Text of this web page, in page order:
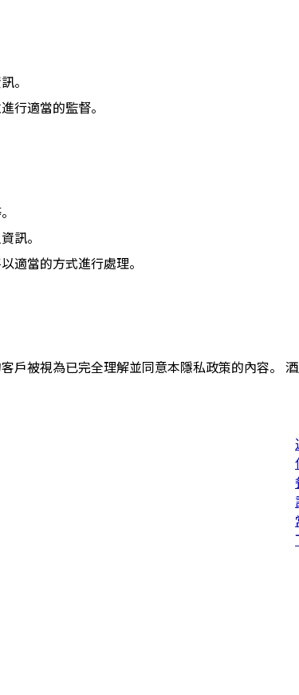
。
行適當的監督。
訊。
適當的方式進行處理。
被視為已完全理解並同意本隱私政策的內容。